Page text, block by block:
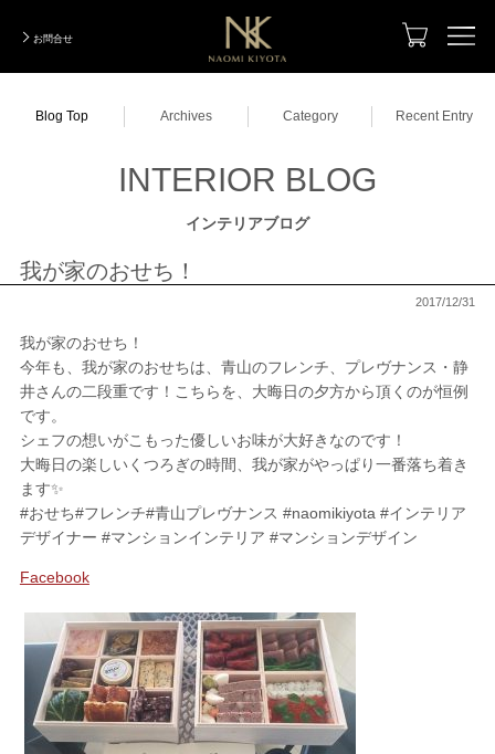
お問合せ
ModelRoom Coordination
Order Made オーダーメイド
Company Information 会社紹介
INTERIOR BLOG
SHOPPING
CUSHION クッション
ACCESSORY アクセサリー
LIVING DINING ROOM リビング／ダイニング
Blog Top Archives Category Recent Entry
INTERIOR BLOG
インテリアブログ
我が家のおせち！
2017/12/31
我が家のおせち！
今年も、我が家のおせちは、青山のフレンチ、プレヴナンス・静
井さんの二段重です！こちらを、大晦日の夕方から頂くのが恒例
です。
シェフの想いがこもった優しいお味が大好きなのです！
大晦日の楽しいくつろぎの時間、我が家がやっぱり一番落ち着き
ます✨
#おせち#フレンチ#青山プレヴナンス #naomikiyota #インテリア
デザイナー #マンションインテリア #マンションデザイン
Facebook